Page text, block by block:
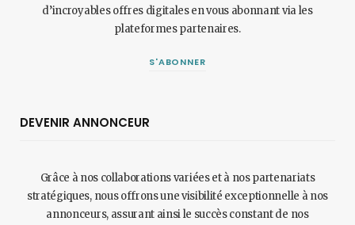
d’incroyables offres digitales en vous abonnant via les
plateformes partenaires.
S'ABONNER
DEVENIR ANNONCEUR
Grâce à nos collaborations variées et à nos partenariats
stratégiques, nous offrons une visibilité exceptionnelle à nos
annonceurs, assurant ainsi le succès constant de nos